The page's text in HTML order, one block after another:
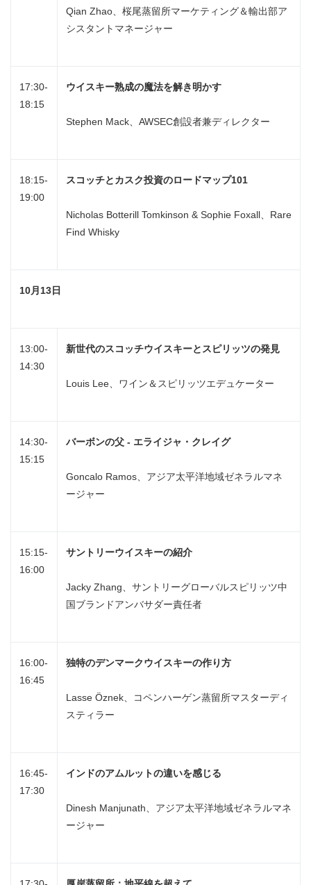
Qian Zhao、桜尾蒸留所マーケティング＆輸出部ア
シスタントマネージャー
17:30-
18:15
ウイスキー熟成の魔法を解き明かす
Stephen Mack、AWSEC創設者兼ディレクター
18:15-
19:00
スコッチとカスク投資のロードマップ101
Nicholas Botterill Tomkinson & Sophie Foxall、Rare
Find Whisky
10月 13日
13:00-
14:30
新世代のスコッチウイスキーとスピリッツの発見
Louis Lee、ワイン＆スピリッツエデュケーター
14:30-
15:15
バーボンの父 - エライジャ・クレイグ
Goncalo Ramos、アジア太平洋地域ゼネラルマネ
ージャー
15:15-
16:00
サントリーウイスキーの紹介
Jacky Zhang、サントリーグローバルスピリッツ中
国ブランドアンバサダー責任者
16:00-
16:45
独特のデンマークウイスキーの作り方
Lasse Öznek、コペンハーゲン蒸留所マスターディ
スティラー
16:45-
17:30
インドのアムルットの違いを感じる
Dinesh Manjunath、アジア太平洋地域ゼネラルマネ
ージャー